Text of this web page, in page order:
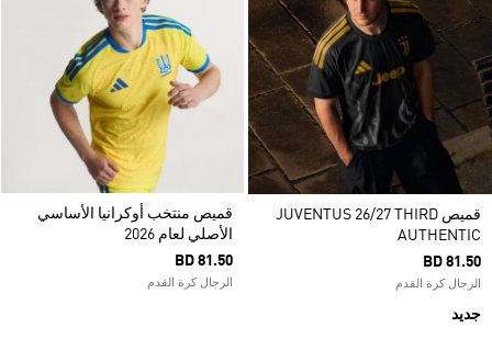
قميص JUVENTUS 26/27 THIRD
AUTHENTIC
BD 81.50
الرجال كرة القدم
جديد
قميص منتخب أوكرانيا الأساسي
الأصلي لعام 2026
BD 81.50
الرجال كرة القدم